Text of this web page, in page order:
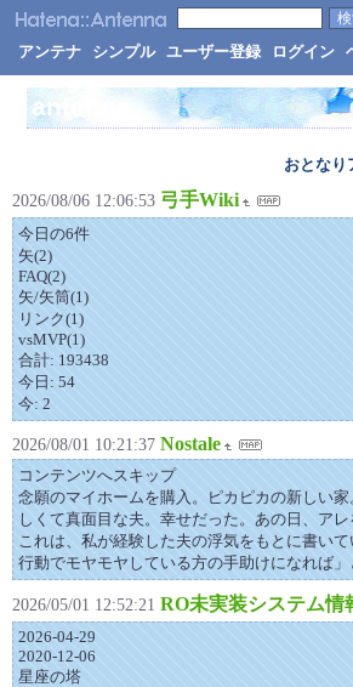
アンテナ シンプル ユーザー登録 ログイン
antenna
おとなり
2026/08/06 12:06:53 弓手Wiki
今日の6件
矢(2)
FAQ(2)
矢/矢筒(1)
リンク(1)
vsMVP(1)
合計: 193438
今日: 54
今: 2
2026/08/01 10:21:37 Nostale
コンテンツへスキップ
念願のマイホームを購入。ピカピカの新しい
しくて真面目な夫。幸せだった。あの日、アレ
これは、私が経験した夫の浮気をもとに書い
行動でモヤモヤしている方の手助けになれば」
2026/05/01 12:52:21 RO未実装システム情
2026-04-29
2020-12-06
星座の塔